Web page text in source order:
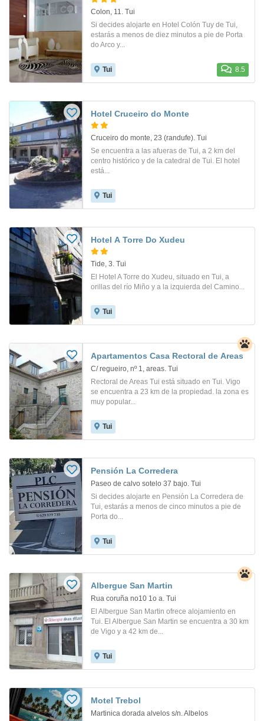
Colon, 11. Tui
Si decides alojarte en Hotel Colón Tuy de Tui,
estarás a menos de diez minutos a pie de Porta
do Arco y...
Tui 8.5
Hotel Cruceiro do Monte
Cruceiro do monte, 23 (randufe). Tui
Se encuentra a las afueras de Tui, a 2 km del
centro histórico y de la catedral de Tui. El hotel
está...
Tui
Hotel A Torre Do Xudeu
Tide, 3. Tui
El Hotel A Torre do Xudeu, situado en Tui, a
orillas del río Miño y a la izquierda del Camino...
Tui
Apartamentos Casa Rectoral de Areas
C/ regueiro, nº 1, areas. Tui
Rectoral de Areas Tui está situado en Tui. Vigo
se encuentra a 23 km de la propiedad. la zona es
muy popular...
Tui
Pensión La Corredera
Paseo de calvo sotelo 37 bajo. Tui
Si decides alojarte en Pensión La Corredera de
Tui, estarás a menos de cinco minutos a pie de
Porta do...
Tui
Albergue San Martin
Rua coruña no10 1o a. Tui
El Albergue San Martin ofrece alojamiento en
Tui. El Albergue San Martin se encuentra a 30 km
de Vigo y a 42 km de...
Tui
Motel Trebol
Martinica dorada alvelos s/n. Albelos